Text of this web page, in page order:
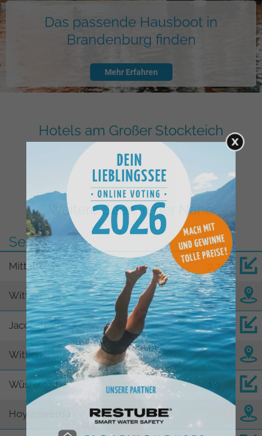
Das passende Hausboot in
Brandenburg finden
Mehr Erfahren
Hotels am Großer Stockteich
Weitere Seen in der Nähe
See
km
Mittelteich 0,7
Wittichenau
Jacobsteich 1,9
Wittichenau
Wüsteteich 1,9
Hoyerswerda